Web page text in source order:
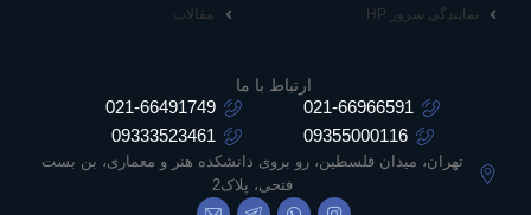
نمایندگی سرور HP
مقالات
ارتباط با ما
021-66966591
021-66491749
09355000116
09333523461
تهران، میدان فلسطین، رو بروی دانشکده هنر و معماری، بن بست
فتحی، پلاک2